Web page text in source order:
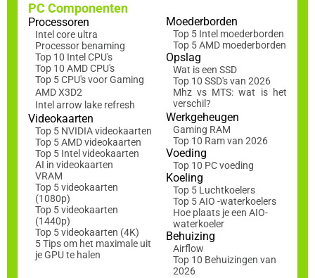
PC Componenten
Processoren
Intel core ultra
Processor benaming
Top 10 Intel CPU's
Top 10 AMD CPU's
Top 5 CPU's voor Gaming
AMD X3D2
Intel arrow lake refresh
Videokaarten
Top 5 NVIDIA videokaarten
Top 5 AMD videokaarten
Top 5 Intel videokaarten
AI in videokaarten
VRAM
Top 5 videokaarten
(1080p)
Top 5 videokaarten
(1440p)
Top 5 videokaarten (4K)
5 Tips om het maximale uit
je GPU te halen
Moederborden
Top 5 Intel moederborden
Top 5 AMD moederborden
Opslag
Wat is een SSD
Top 10 SSD's van 2026
Mhz vs MTS: wat is het
verschil?
Werkgeheugen
Gaming RAM
Top 10 Ram van 2026
Voeding
Top 10 PC voeding
Koeling
Top 5 Luchtkoelers
Top 5 AIO -waterkoelers
Hoe plaats je een AIO-
waterkoeler
Behuizing
Airflow
Top 10 Behuizingen van
2026